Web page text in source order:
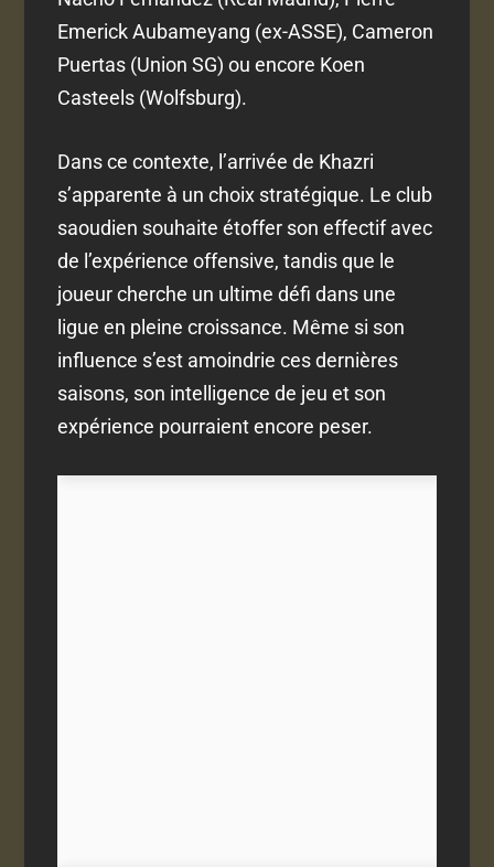
Emerick Aubameyang (ex-ASSE), Cameron
Puertas (Union SG) ou encore Koen
Casteels (Wolfsburg).
Dans ce contexte, l’arrivée de Khazri
s’apparente à un choix stratégique. Le club
saoudien souhaite étoffer son effectif avec
de l’expérience offensive, tandis que le
joueur cherche un ultime défi dans une
ligue en pleine croissance. Même si son
influence s’est amoindrie ces dernières
saisons, son intelligence de jeu et son
expérience pourraient encore peser.